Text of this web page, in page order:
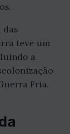
teve um
a
Fria.